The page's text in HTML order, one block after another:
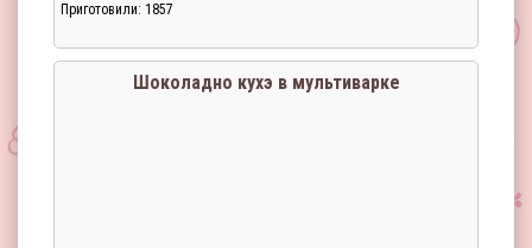
Приготовили: 1857
Шоколадно кухэ в мультиварке